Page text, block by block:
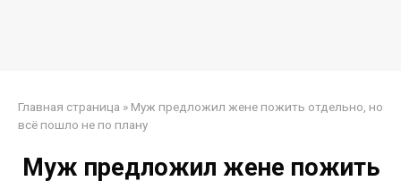
Главная страница » Муж предложил жене пожить отдельно, но
всё пошло не по плану
Муж предложил жене пожить